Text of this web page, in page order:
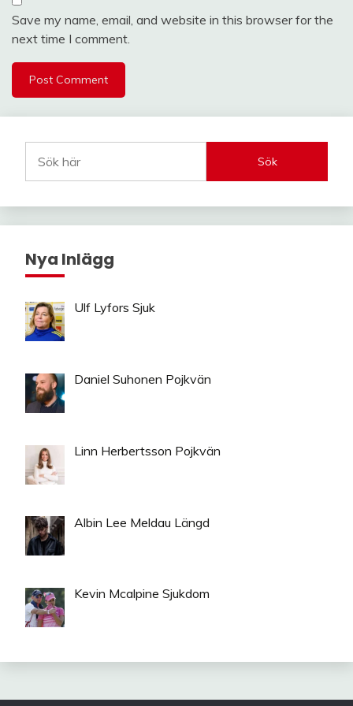
Save my name, email, and website in this browser for the
next time I comment.
Sök
Nya Inlägg
Ulf Lyfors Sjuk
Daniel Suhonen Pojkvän
Linn Herbertsson Pojkvän
Albin Lee Meldau Längd
Kevin Mcalpine Sjukdom